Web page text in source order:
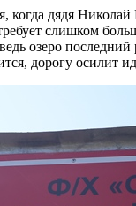
дядя
слишком
озеро
дорогу осилит